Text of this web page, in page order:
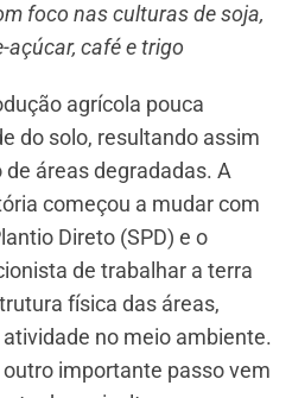
foco nas culturas de soja,
açúcar, café e trigo
agrícola pouca
do solo, resultando assim
áreas degradadas. A
começou a mudar com
Direto (SPD) e o
de trabalhar a terra
física das áreas,
no meio ambiente.
importante passo vem